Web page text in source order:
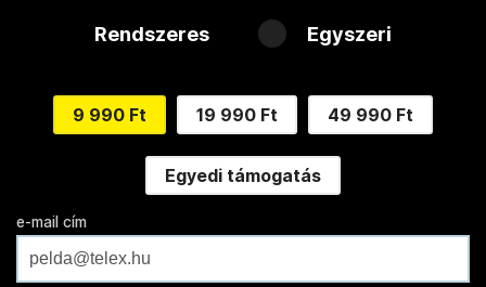
Rendszeres Egyszeri
9 990 Ft 19 990 Ft 49 990 Ft
Egyedi támogatás
e-mail cím